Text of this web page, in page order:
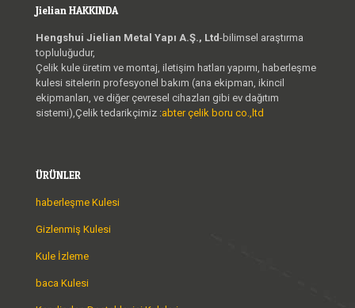
Jielian HAKKINDA
Hengshui Jielian Metal Yapı A.Ş., Ltd-bilimsel araştırma
topluluğudur,
Çelik kule üretim ve montaj, iletişim hatları yapımı, haberleşme
kulesi sitelerin profesyonel bakım (ana ekipman, ikincil
ekipmanları, ve diğer çevresel cihazları gibi ev dağıtım
sistemi),Çelik tedarikçimiz :abter çelik boru co.,ltd
ÜRÜNLER
haberleşme Kulesi
Gizlenmiş Kulesi
Kule İzleme
baca Kulesi